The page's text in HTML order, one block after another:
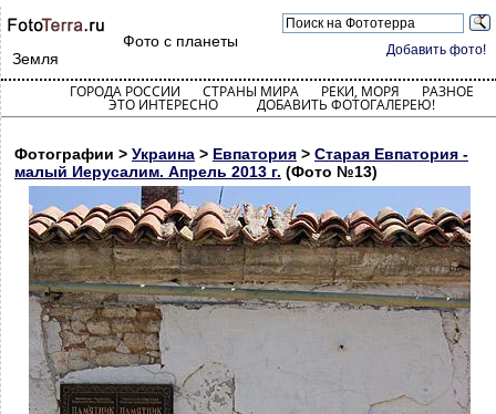
Добавить фото!
Фото с планеты
Земля
ГОРОДА РОССИИ СТРАНЫ МИРА РЕКИ, МОРЯ РАЗНОЕ
ЭТО ИНТЕРЕСНО ДОБАВИТЬ ФОТОГАЛЕРЕЮ!
Фотографии > Украина > Евпатория > Старая Евпатория -
малый Иерусалим. Апрель 2013 г. (Фото №13)